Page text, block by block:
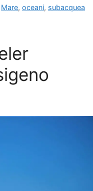
Mare,oceani, subacquea